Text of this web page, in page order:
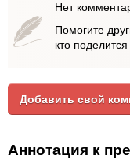
Нет
Помогите
кто
Добавить свой
Аннотация к